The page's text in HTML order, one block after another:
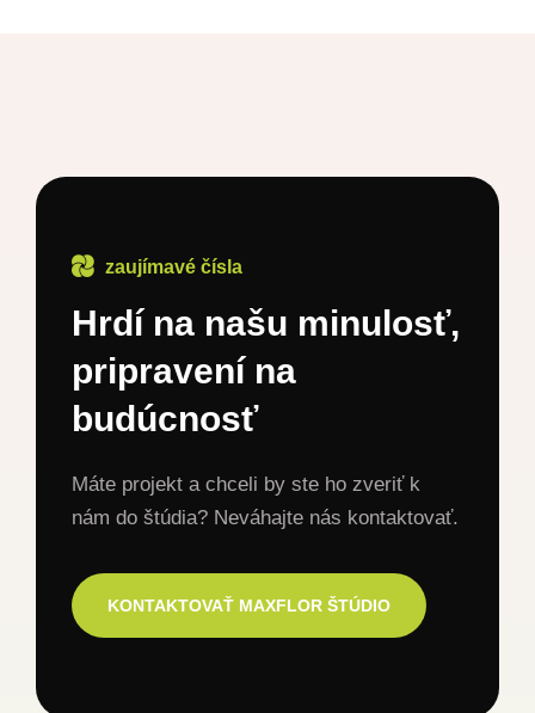
zaujímavé čísla
Hrdí na našu minulosť,
pripravení na
budúcnosť
Máte projekt a chceli by ste ho zveriť k
nám do štúdia? Neváhajte nás kontaktovať.
KONTAKTOVAŤ MAXFLOR ŠTÚDIO